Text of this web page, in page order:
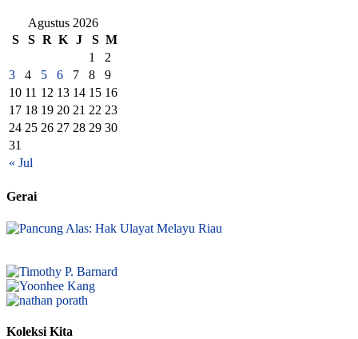
Agustus 2026
S
S R K J S M
« Jul
1
2
3
4 5 6 7 8
9
10 11 12 13 14 15 16
17 18 19 20 21 22 23
24 25 26 27 28 29 30
31
Gerai
Koleksi Kita